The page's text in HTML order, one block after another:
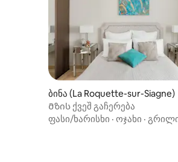
ბინა (La Roquette-sur-Siagne)
Მზის ქვეშ გაჩერება
ფასი/ხარისხი · ოჯახი ·